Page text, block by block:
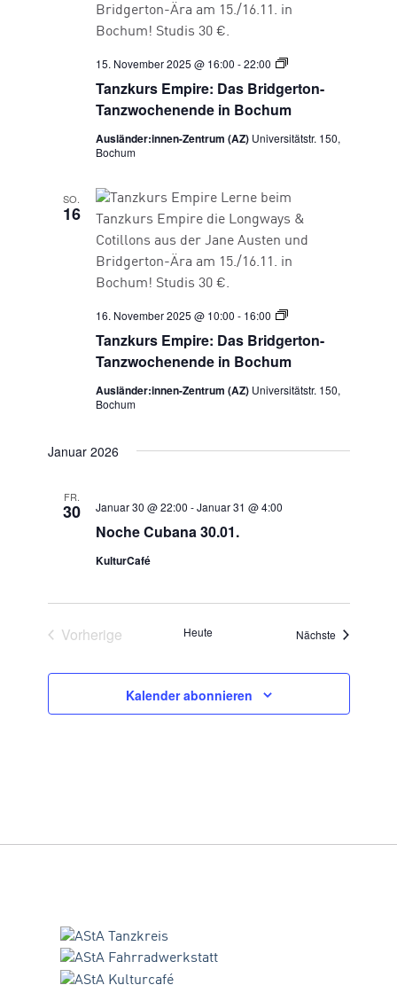
Tanzkurs Empire: Das Bridgerton-
Tanzwochenende in Bochum
15. November 2025 @ 16:00 -22:00
Tanzkurs
Ausländer:innen-Zentrum (AZ) Universitätstr. 150,
Bochum
SO.
16
Tanzkurs Empire: Das Bridgerton-
Tanzwochenende in Bochum
16. November 2025 @ 10:00 - 16:00
Tanzkurs
Ausländer:innen-Zentrum (AZ) Universitätstr. 150,
Bochum
Januar 2026
FR.
30
Noche Cubana 30.01.
Januar 30 @ 22:00 -Januar 31 @ 4:00
KulturCafé
VorherigeVeranstaltungen
Heute Nächste
Kalender abonnieren